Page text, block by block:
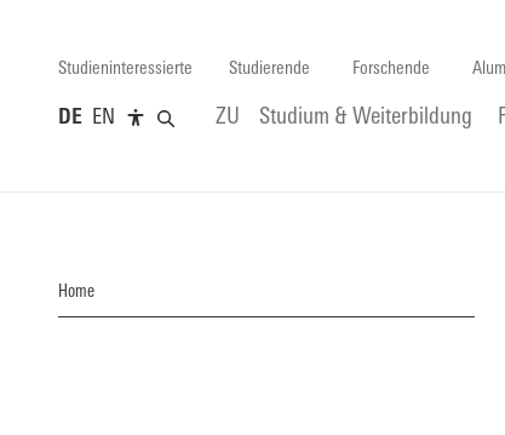
Studieninteressierte Studierende Forschende
DE EN ZU Studium & Weiterbildung
Home